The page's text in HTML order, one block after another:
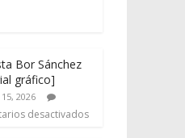
Bor Sánchez
gráfico]
2026
desactivados